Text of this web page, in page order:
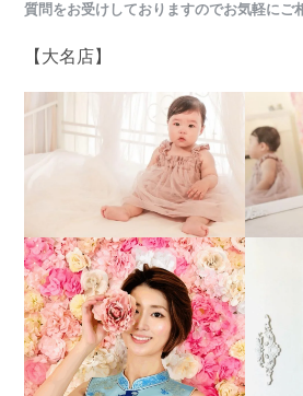
質問をお受けしておりますのでお気軽に
【大名店】